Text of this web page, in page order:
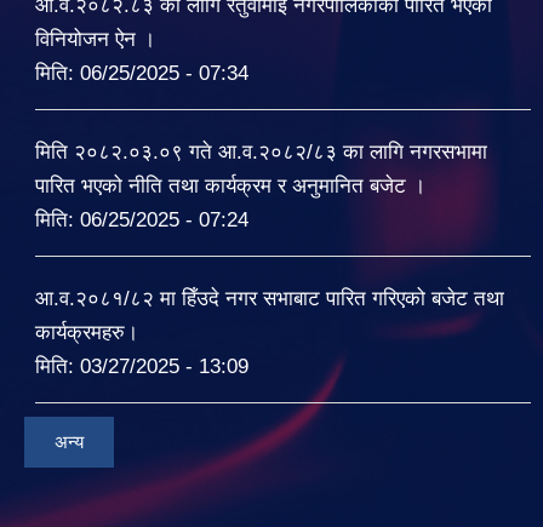
आ.व.२०८२.८३ को लागि रतुवामाई नगरपालिकाको पारित भएको
विनियोजन ऐन ।
मिति: 06/25/2025 - 07:34
मिति २०८२.०३.०९ गते आ.व.२०८२/८३ का लागि नगरसभामा
पारित भएको नीति तथा कार्यक्रम र अनुमानित बजेट ।
मिति: 06/25/2025 - 07:24
आ.व.२०८१/८२ मा हिँउदे नगर सभाबाट पारित गरिएको बजेट तथा
कार्यक्रमहरु।
मिति: 03/27/2025 - 13:09
अन्य